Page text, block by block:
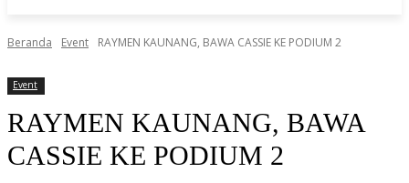
Beranda Event RAYMEN KAUNANG, BAWA CASSIE KE PODIUM 2
Event
RAYMEN KAUNANG, BAWA
CASSIE KE PODIUM 2